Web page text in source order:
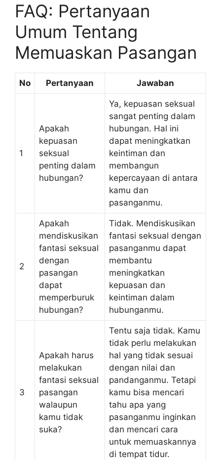
FAQ: Pertanyaan
Umum Tentang
Memuaskan Pasangan
No Pertanyaan Jawaban
1
Apakah
kepuasan
seksual
penting dalam
hubungan?
Ya, kepuasan seksual
sangat penting dalam
hubungan. Hal ini
dapat meningkatkan
keintiman dan
membangun
kepercayaan di antara
kamu dan
pasanganmu.
2
Apakah
mendiskusikan
fantasi seksual
dengan
pasangan
dapat
memperburuk
hubungan?
Tidak. Mendiskusikan
fantasi seksual dengan
pasanganmu dapat
membantu
meningkatkan
kepuasan dan
keintiman dalam
hubunganmu.
3
Apakah harus
melakukan
fantasi seksual
pasangan
walaupun
kamu tidak
suka?
Tentu saja tidak. Kamu
tidak perlu melakukan
hal yang tidak sesuai
dengan nilai dan
pandanganmu. Tetapi
kamu bisa mencari
tahu apa yang
pasanganmu inginkan
dan mencari cara
untuk memuaskannya
di tempat tidur.